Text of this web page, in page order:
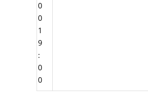
0
0
1
9
:
0
0